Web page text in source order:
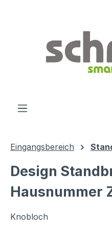
Eingangsbereich
Design
Hausnummer
Knobloch